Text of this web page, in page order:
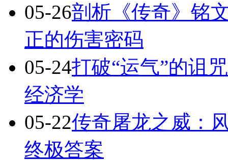
05-26剖析《传奇》铭
正的伤害密码
05-24打破“运气”的诅
经济学
05-22传奇屠龙之威：
终极答案